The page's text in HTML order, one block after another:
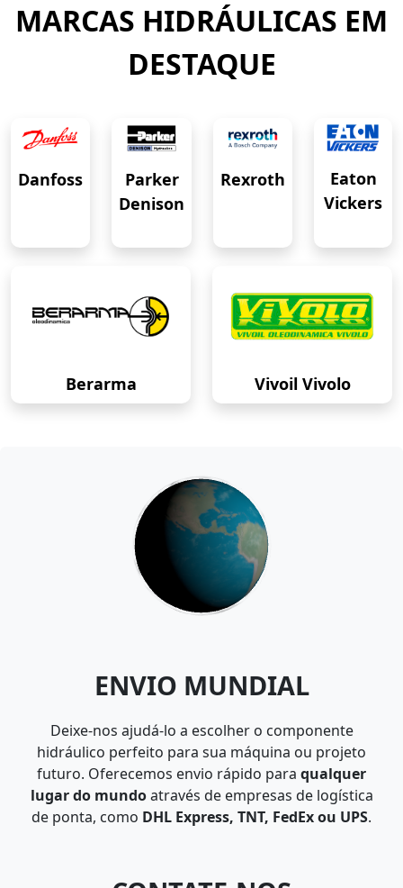
MARCAS HIDRÁULICAS EM
DESTAQUE
Danfoss
Parker
Denison
Rexroth
Eaton
Vickers
Berarma Vivoil Vivolo
ENVIO MUNDIAL
Deixe-nos ajudá-lo a escolher o componente
hidráulico perfeito para sua máquina ou projeto
futuro. Oferecemos envio rápido para qualquer
lugar do mundoatravés de empresas de logística
de ponta, como DHL Express, TNT, FedEx ou UPS.